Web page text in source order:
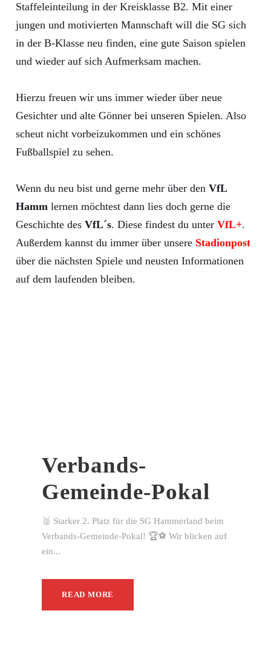
Staffeleinteilung in der Kreisklasse B2. Mit einer
jungen und motivierten Mannschaft will die SG sich
in der B-Klasse neu finden, eine gute Saison spielen
und wieder auf sich Aufmerksam machen.
Hierzu freuen wir uns immer wieder über neue
Gesichter und alte Gönner bei unseren Spielen. Also
scheut nicht vorbeizukommen und ein schönes
Fußballspiel zu sehen.
Wenn du neu bist und gerne mehr über den VfL
Hamm lernen möchtest dann lies doch gerne die
Geschichte des VfL´s. Diese findest du unter VfL+.
Außerdem kannst du immer über unsere Stadionpost
über die nächsten Spiele und neusten Informationen
auf dem laufenden bleiben.
Verbands-
Gemeinde-Pokal
🥈 Starker 2. Platz für die SG Hammerland beim
Verbands-Gemeinde-Pokal! 🏆⚽ Wir blicken auf
ein...
READ MORE